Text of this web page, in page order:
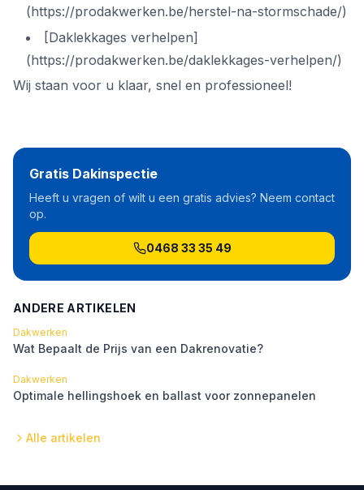
(https://prodakwerken.be/herstel-na-stormschade/)
[Daklekkages verhelpen]
(https://prodakwerken.be/daklekkages-verhelpen/)
Wij staan voor u klaar, snel en professioneel!
Gratis Dakinspectie
Heeft u vragen of wilt u een gratis advies? Neem contact
op.
0468 33 35 49
ANDERE ARTIKELEN
Dakwerken
Wat Bepaalt de Prijs van een Dakrenovatie?
Dakwerken
Optimale hellingshoek en ballast voor zonnepanelen
Alle artikelen